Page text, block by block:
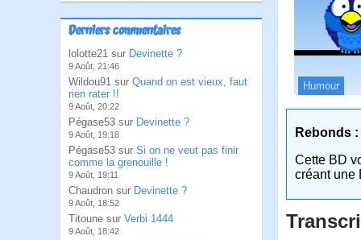
Derniers commentaires
lolotte21 sur Devinette ?
9 Août, 21:46
Wildou91 sur Quand on est vieux, faut
rien rater !!
9 Août, 20:22
Pégase53 sur Devinette ?
9 Août, 19:18
Pégase53 sur Si on ne veut pas finir
comme la grenouille !
9 Août, 19:11
Chaudron sur Devinette ?
9 Août, 18:52
Titoune sur Verbi 1444
9 Août, 18:42
Humour
Rebonds :
Cette BD
créant une